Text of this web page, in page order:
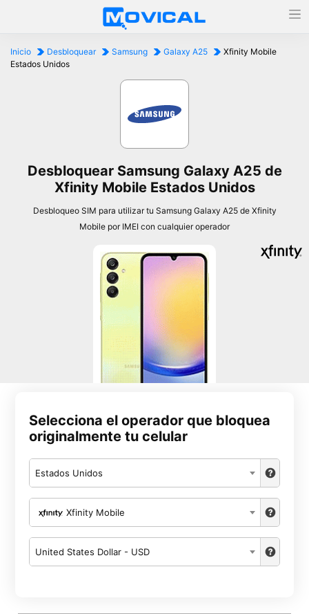
Inicio Desbloquear Samsung Galaxy A25
Xfinity Mobile
Estados Unidos
Desbloquear Samsung Galaxy A25 de
Xfinity Mobile Estados Unidos
Desbloqueo SIM para utilizar tu Samsung Galaxy A25 de Xfinity
Mobile por IMEI con cualquier operador
Selecciona el operador que bloquea
originalmente tu celular
Estados Unidos
Xfinity Mobile
United States Dollar - USD